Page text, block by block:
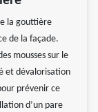
la gouttière
de la façade.
mousses sur le
et dévalorisation
prévenir ce
d’un pare